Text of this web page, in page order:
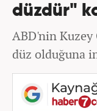
düzdür"
ABD'nin Kuzey
düz olduğuna